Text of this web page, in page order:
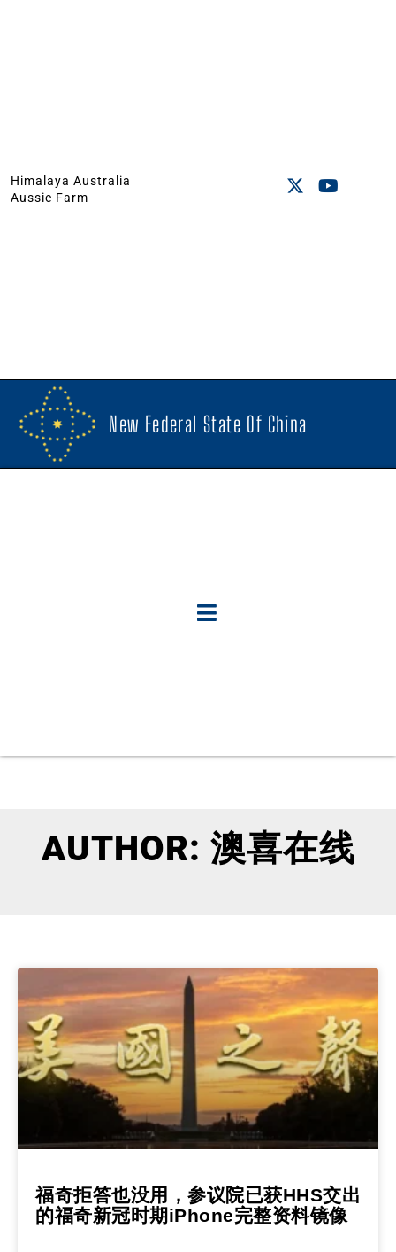
Himalaya Australia
Aussie Farm
New Federal State Of China
AUTHOR: 澳喜在线
福奇拒答也没用，参议院已获HHS交出
的福奇新冠时期iPhone完整资料镜像